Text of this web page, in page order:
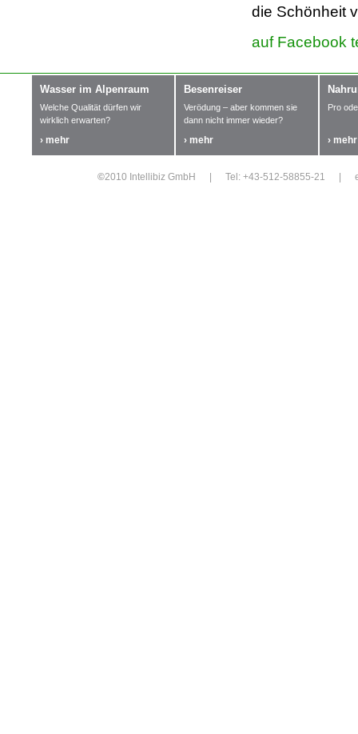
die Schönheit
auf Facebook
Wasser im Alpenraum
Welche Qualität dürfen wir
wirklich erwarten?
› mehr
Besenreiser
Verödung – aber kommen sie
dann nicht immer wieder?
› mehr
Pro
› mehr
©2010 Intellibiz GmbH Tel: +43-512-58855-21